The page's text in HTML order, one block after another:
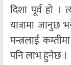
दिशा पूर्व हो
यात्रामा जानुछ
मन्त्रलाई
पनि लाभ हुनेछ ।